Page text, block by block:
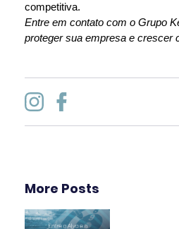
competitiva.
Entre em contato com o Grupo
proteger sua empresa e crescer
More Posts